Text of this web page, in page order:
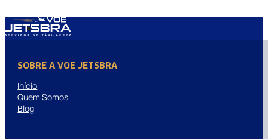
SOBRE A VOE JETSBRA
Início
Quem Somos
Blog